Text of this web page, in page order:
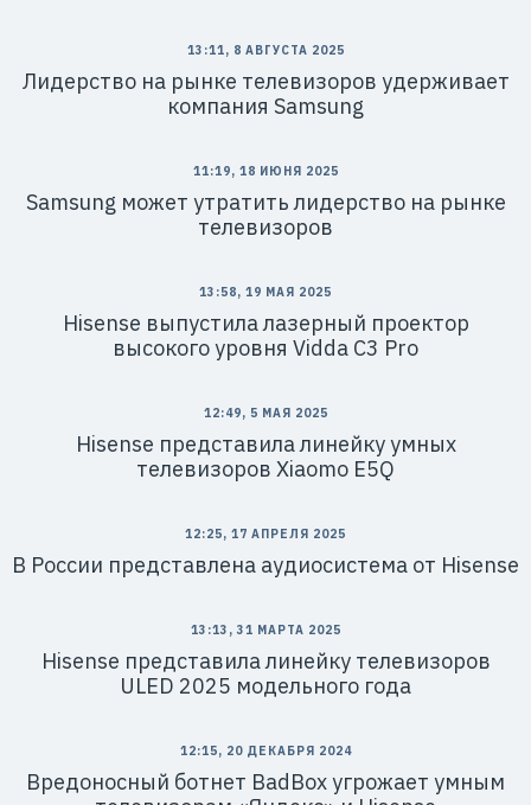
13:11, 8 АВГУСТА 2025
Лидерство на рынке телевизоров удерживает
компания Samsung
11:19, 18 ИЮНЯ 2025
Samsung может утратить лидерство на рынке
телевизоров
13:58, 19 МАЯ 2025
Hisense выпустила лазерный проектор
высокого уровня Vidda C3 Pro
12:49, 5 МАЯ 2025
Hisense представила линейку умных
телевизоров Xiaomo E5Q
12:25, 17 АПРЕЛЯ 2025
В России представлена аудиосистема от Hisense
13:13, 31 МАРТА 2025
Hisense представила линейку телевизоров
ULED 2025 модельного года
12:15, 20 ДЕКАБРЯ 2024
Вредоносный ботнет BadBox угрожает умным